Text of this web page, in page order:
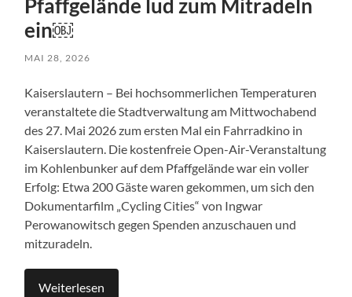
Pfaffgelände lud zum Mitradeln
ein￼
MAI 28, 2026
Kaiserslautern – Bei hochsommerlichen Temperaturen
veranstaltete die Stadtverwaltung am Mittwochabend
des 27. Mai 2026 zum ersten Mal ein Fahrradkino in
Kaiserslautern. Die kostenfreie Open-Air-Veranstaltung
im Kohlenbunker auf dem Pfaffgelände war ein voller
Erfolg: Etwa 200 Gäste waren gekommen, um sich den
Dokumentarfilm „Cycling Cities“ von Ingwar
Perowanowitsch gegen Spenden anzuschauen und
mitzuradeln.
Weiterlesen